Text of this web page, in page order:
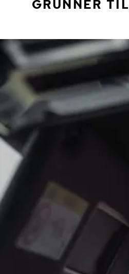
GRUNNER